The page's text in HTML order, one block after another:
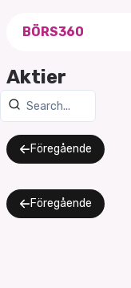
BÖRS360
Aktier
Föregående
Föregående